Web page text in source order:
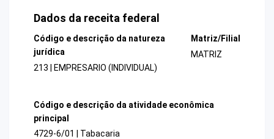
Dados da receita federal
Código e descrição da natureza
jurídica
213 | EMPRESARIO (INDIVIDUAL)
Matriz/Filial
MATRIZ
Código e descrição da atividade econômica
principal
4729-6/01 | Tabacaria